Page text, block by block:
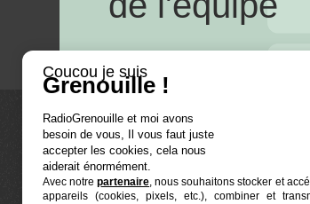
Coucou je suis
Grenouille !
RadioGrenouille et moi avons
besoin de vous, Il vous faut juste
accepter les cookies, cela nous
aiderait énormément.
Avec notrepartenaire, nous souhaitons stocker et
appareils (cookies, pixels, etc.), combiner et